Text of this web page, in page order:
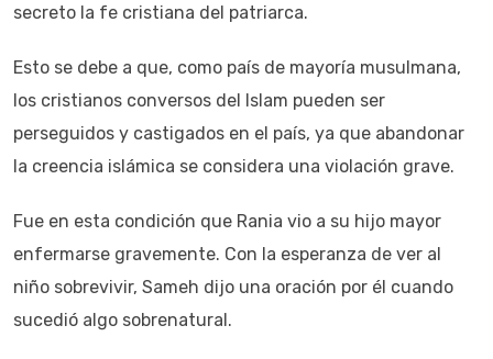
secreto la fe cristiana del patriarca.
Esto se debe a que, como país de mayoría musulmana,
los cristianos conversos del Islam pueden ser
perseguidos y castigados en el país, ya que abandonar
la creencia islámica se considera una violación grave.
Fue en esta condición que Rania vio a su hijo mayor
enfermarse gravemente. Con la esperanza de ver al
niño sobrevivir, Sameh dijo una oración por él cuando
sucedió algo sobrenatural.